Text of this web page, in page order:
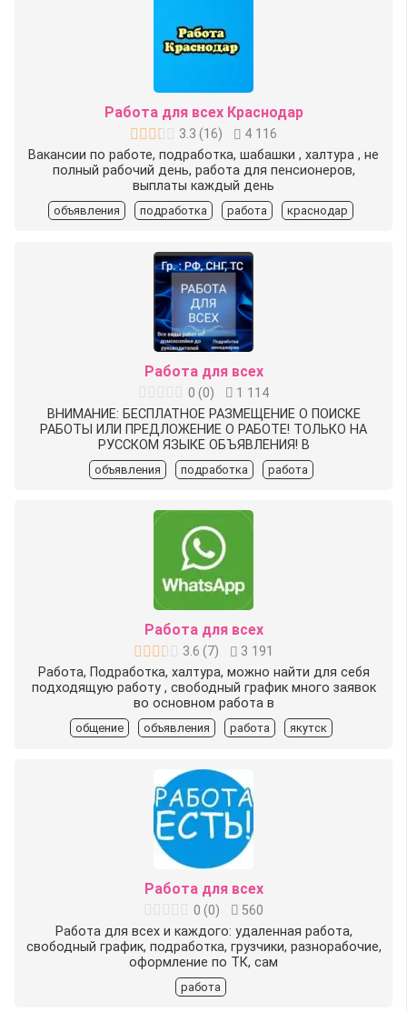
Работа для всех Краснодар
3.3 (16)
4 116
Вакансии по работе, подработка, шабашки , халтура , не
полный рабочий день, работа для пенсионеров,
выплаты каждый день
объявления подработка работа краснодар
Работа для всех
0 (0)
1 114
️ВНИМАНИЕ: БЕСПЛАТНОЕ РАЗМЕЩЕНИЕ О ПОИСКЕ
РАБОТЫ ‍ИЛИ ПРЕДЛОЖЕНИЕ О РАБОТЕ‍! ТОЛЬКО НА
РУССКОМ ЯЗЫКЕ ОБЪЯВЛЕНИЯ! В
объявления подработка работа
Работа для всех
3.6 (7)
3 191
Работа, Подработка, халтура, можно найти для себя
подходящую работу , свободный график много заявок
во основном работа в
общение объявления работа якутск
Работа для всех
0 (0)
560
Работа для всех и каждого: удаленная работа,
свободный график, подработка, грузчики, разнорабочие,
оформление по ТК, сам
работа